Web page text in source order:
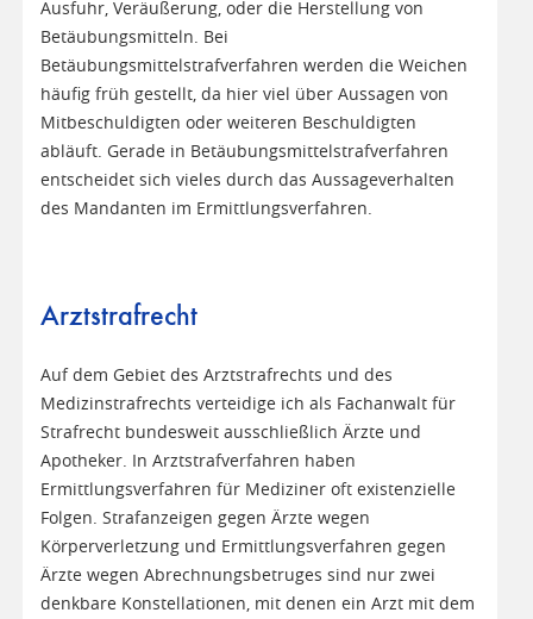
Ausfuhr, Veräußerung, oder die Herstellung von
Betäubungsmitteln. Bei
Betäubungsmittelstrafverfahren werden die Weichen
häufig früh gestellt, da hier viel über Aussagen von
Mitbeschuldigten oder weiteren Beschuldigten
abläuft. Gerade in Betäubungsmittelstrafverfahren
entscheidet sich vieles durch das Aussageverhalten
des Mandanten im Ermittlungsverfahren.
Arztstrafrecht
Auf dem Gebiet des Arztstrafrechts und des
Medizinstrafrechts verteidige ich als Fachanwalt für
Strafrecht bundesweit ausschließlich Ärzte und
Apotheker. In Arztstrafverfahren haben
Ermittlungsverfahren für Mediziner oft existenzielle
Folgen. Strafanzeigen gegen Ärzte wegen
Körperverletzung und Ermittlungsverfahren gegen
Ärzte wegen Abrechnungsbetruges sind nur zwei
denkbare Konstellationen, mit denen ein Arzt mit dem